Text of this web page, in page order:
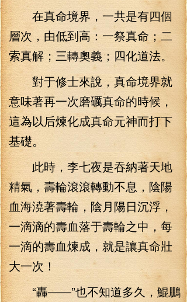
在真命境界，一共是有四個
層次，由低到高：一祭真命；二
索真解；三轉奧義；四化道法。
對于修士來說，真命境界就
意味著再一次磨礪真命的時候，
這為以后煉化成真命元神而打下
基礎。
此時，李七夜是吞納著天地
精氣，壽輪滾滾轉動不息，陰陽
血海澆著壽輪，陰月陽日沉浮，
一滴滴的壽血落于壽輪之中，每
一滴的壽血煉成，就是讓真命壯
大一次！
“轟——”也不知道多久，鯤鵬